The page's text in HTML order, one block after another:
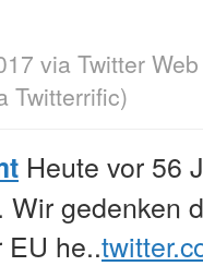
via Twitter
Twitterrific)
Heute vor 56
Wir gedenken
he..